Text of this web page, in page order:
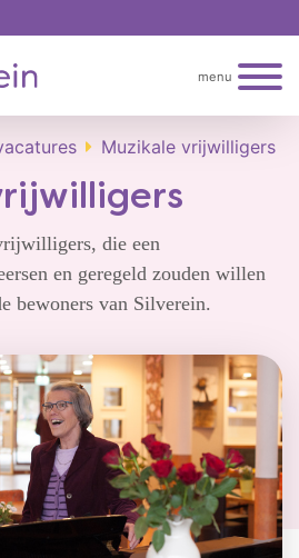
menu
Muzikale vrijwilligers
die een
en geregeld zouden willen
bewoners van Silverein.